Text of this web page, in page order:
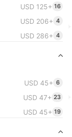
USD 125+ 16
USD 206+ 4
USD 286+ 4
USD 45+ 6
USD 47+ 23
USD 45+ 19